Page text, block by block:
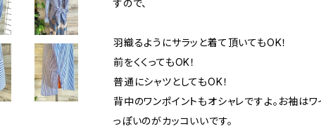
すので、
羽織るようにサラッと着て頂いてもOK！
前をくくってもOK！
普通にシャツとしてもOK！
背中のワンポイントもオシャレですよ。お袖はワ
っぽいのがカッコいいです。